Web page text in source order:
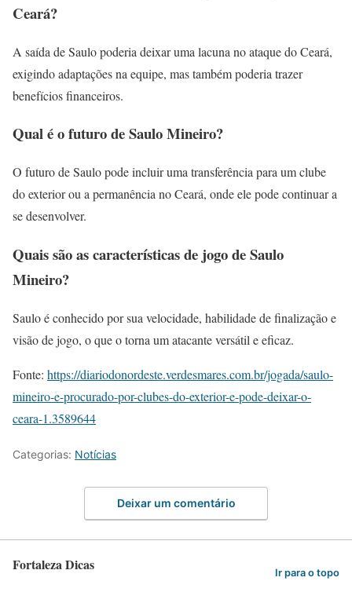
Ceará?
A saída de Saulo poderia deixar uma lacuna no ataque do Ceará,
exigindo adaptações na equipe, mas também poderia trazer
benefícios financeiros.
Qual é o futuro de Saulo Mineiro?
O futuro de Saulo pode incluir uma transferência para um clube
do exterior ou a permanência no Ceará, onde ele pode continuar a
se desenvolver.
Quais são as características de jogo de Saulo
Mineiro?
Saulo é conhecido por sua velocidade, habilidade de finalização e
visão de jogo, o que o torna um atacante versátil e eficaz.
Fonte: https://diariodonordeste.verdesmares.com.br/jogada/saulo-
mineiro-e-procurado-por-clubes-do-exterior-e-pode-deixar-o-
ceara-1.3589644
Categorias: Notícias
Deixar um comentário
Fortaleza Dicas Ir para o topo